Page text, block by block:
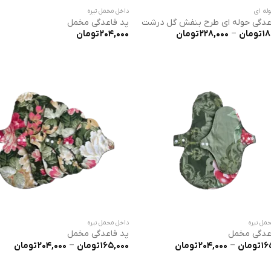
ای
حوله ای طرح بنفش گل درشت
تومان –
228,000تومانمحدوده
قیمت:
داخل مخمل تیره
پد قاعدگی مخمل
204,000تومان
تیره
مخمل
تومان –
204,000تومانمحدوده
قیمت:
داخل مخمل تیره
پد قاعدگی مخمل
165,000تومان –
204,000تومان